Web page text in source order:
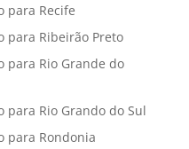
para Recife
para Ribeirão Preto
para Rio Grande do
para Rio Grando do Sul
para Rondonia